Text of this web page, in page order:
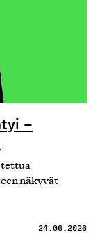
–
näkyvät
24.06.2026